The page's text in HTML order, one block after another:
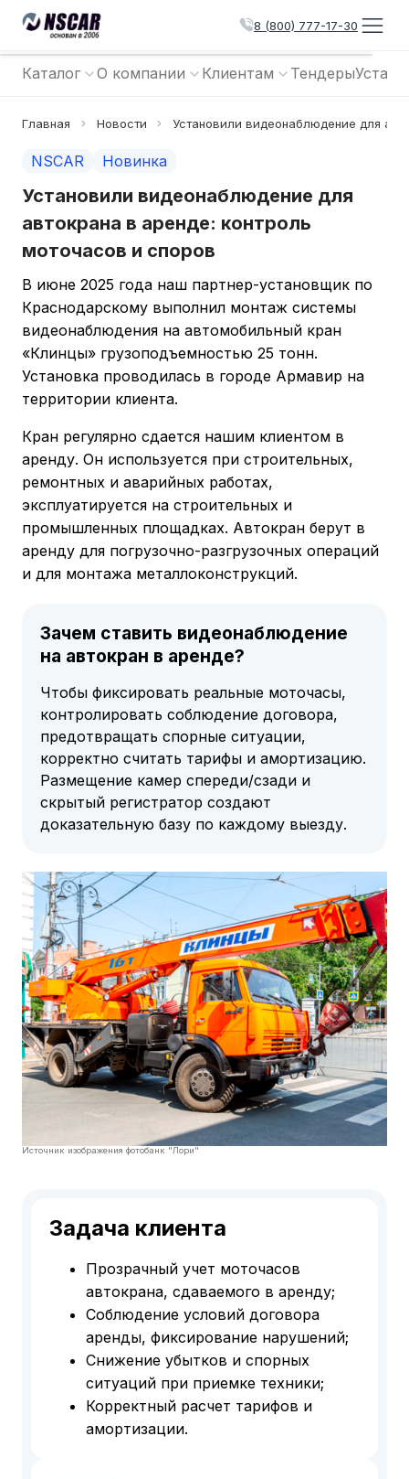
8 (800) 777-17-30
Каталог О компании Клиентам Тендеры
Главная Новости Установили видеонаблюдение для
NSCAR Новинка
Установили видеонаблюдение для
автокрана в аренде: контроль
моточасов и споров
В июне 2025 года наш партнер-установщик по
Краснодарскому выполнил монтаж системы
видеонаблюдения на автомобильный кран
«Клинцы» грузоподъемностью 25 тонн.
Установка проводилась в городе Армавир на
территории клиента.
Кран регулярно сдается нашим клиентом в
аренду. Он используется при строительных,
ремонтных и аварийных работах,
эксплуатируется на строительных и
промышленных площадках. Автокран берут в
аренду для погрузочно-разгрузочных операций
и для монтажа металлоконструкций.
Зачем ставить видеонаблюдение
на автокран в аренде?
Чтобы фиксировать реальные моточасы,
контролировать соблюдение договора,
предотвращать спорные ситуации,
корректно считать тарифы и амортизацию.
Размещение камер спереди/сзади и
скрытый регистратор создают
доказательную базу по каждому выезду.
Источник изображения фотобанк "Лори"
Задача клиента
Прозрачный учет моточасов
автокрана, сдаваемого в аренду;
Соблюдение условий договора
аренды, фиксирование нарушений;
Снижение убытков и спорных
ситуаций при приемке техники;
Корректный расчет тарифов и
амортизации.